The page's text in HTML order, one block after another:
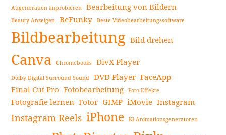
Augenbrauen anprobieren Bearbeitung von Bildern
Beauty-Anzeigen BeFunky Beste Videobearbeitungssoftware
Bildbearbeitung Bild drehen
Canva Chromebooks DivX Player
Dolby Digital Surround Sound DVD Player FaceApp
Final Cut Pro Fotobearbeitung Foto Effekte
Fotografie lernen Fotor GIMP iMovie Instagram
Instagram Reels iPhone KI-Animationsgeneratoren